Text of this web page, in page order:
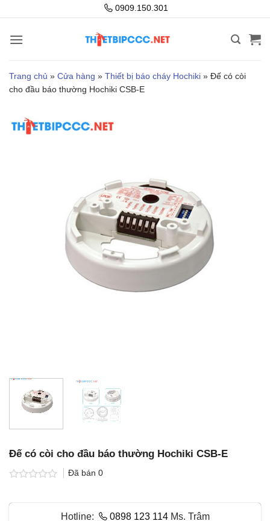
nội
0909.150.301
Trang chủ » Cửa hàng » Thiết bị báo cháy Hochiki » Đế có còi
cho đầu báo thường Hochiki CSB-E
Đế có còi cho đầu báo thường Hochiki CSB-E
hạng
Đã bán 0
Hotline: 0898 123 114Ms. Trâm